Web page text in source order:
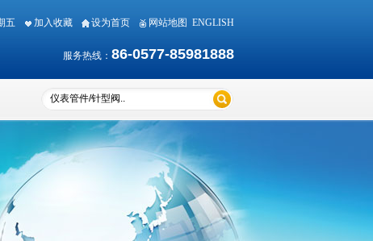
五 加入收藏 设为首页 网站地图 ENGLISH
服务热线： 86-0577-85981888